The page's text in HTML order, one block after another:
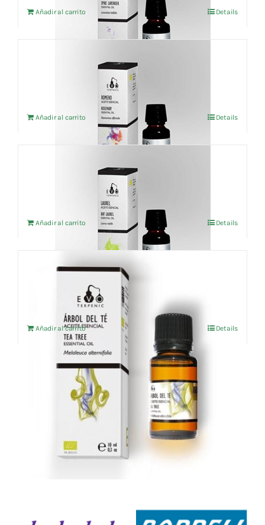
Añadir al carrito Details
IVA no incluído
Añadir al carrito Details
IVA no incluído
Añadir al carrito Details
Aceite esencial Árbol del Té (BIO) 10ml
IVA no incluído
Añadir al carrito Details